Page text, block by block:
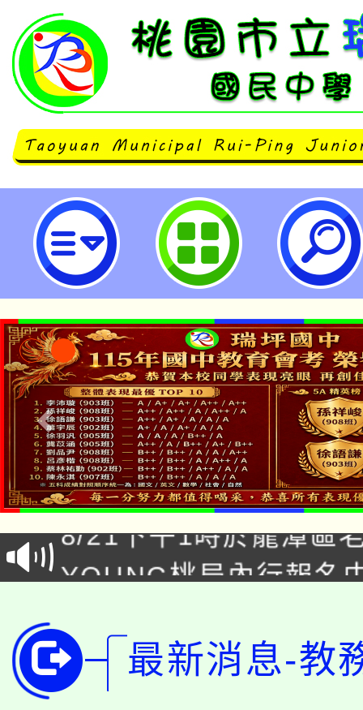
國立臺南大學114學年度「臺灣台
教學增能工作坊」-桃園市立瑞坪
「本色祭」8/29、30在
場熱烈登場!
8/21下午1時於龍潭區
徵才活動。
YOUNG桃局內行報名
開!
115年桃園市運動會8/
田徑場及游泳池舉行。
桃園市低收入戶享有免
最新消息-教